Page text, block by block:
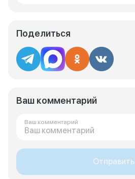
Поделиться
Ваш комментарий
Ваш комментарий
Отправить